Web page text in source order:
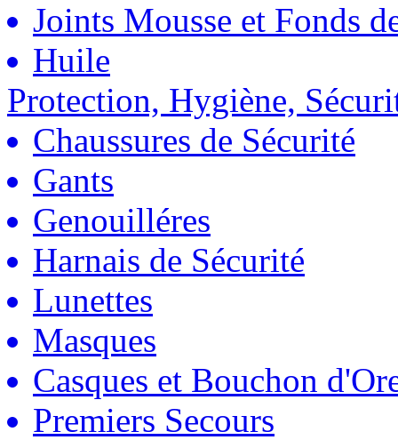
Joints Mousse et Fonds
Huile
Protection, Hygiène,
Chaussures de Sécurité
Gants
Genouilléres
Harnais de Sécurité
Lunettes
Masques
Casques et Bouchon
Premiers Secours